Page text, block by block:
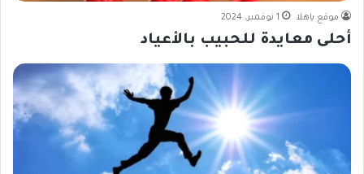
موقع ياهلا 1 نوفمبر، 2024
أحلى معايدة للحبيب بالأعياد